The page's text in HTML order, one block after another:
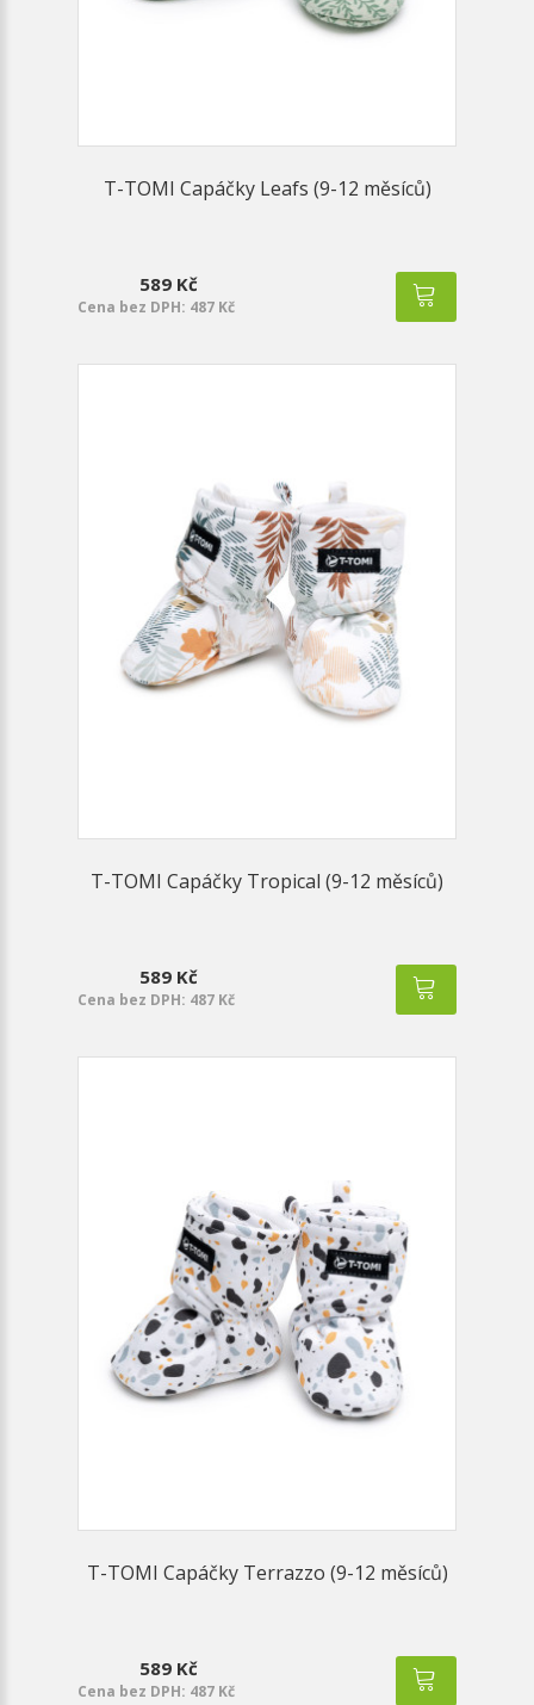
T-TOMI Capáčky Leafs (9-12 měsíců)
589 Kč
Cena bez DPH: 487 Kč
T-TOMI Capáčky Tropical (9-12 měsíců)
589 Kč
Cena bez DPH: 487 Kč
T-TOMI Capáčky Terrazzo (9-12 měsíců)
589 Kč
Cena bez DPH: 487 Kč